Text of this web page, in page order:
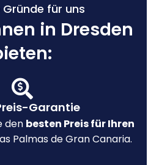
für uns
in Dresden
Garantie
den besten Preis für Ihren
Palmas de Gran Canaria.